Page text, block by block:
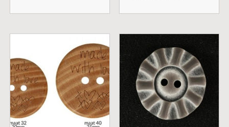
€ 0,50
tot
€ 0,55